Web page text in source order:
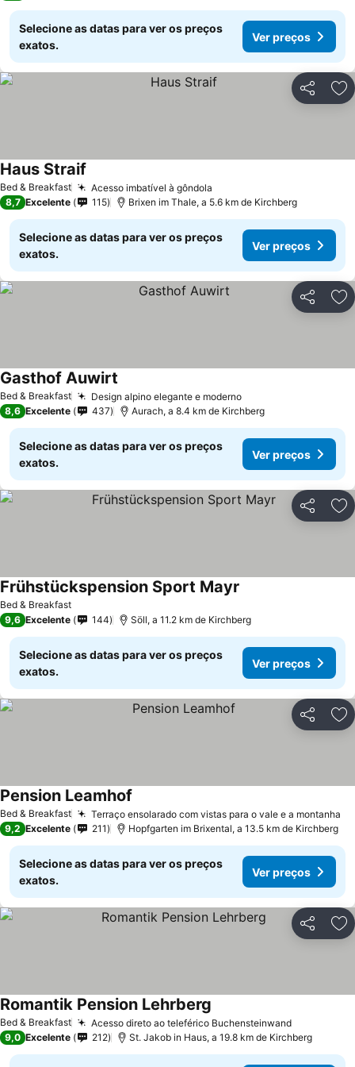
Selecione as datas para ver os preços
exatos.
Ver preços
Partilhar
Bed & Breakfast Acesso imbatível à gôndola
Haus Straif
8,7 Excelente 115 Brixen im Thale, a 5.6 km de Kirchberg
Selecione as datas para ver os preços
exatos.
Ver preços
Partilhar
Bed & Breakfast Design alpino elegante e moderno
Gasthof Auwirt
8,6 Excelente 437 Aurach, a 8.4 km de Kirchberg
Selecione as datas para ver os preços
exatos.
Ver preços
Partilhar
Bed & Breakfast
Frühstückspension Sport Mayr
9,6 Excelente 144 Söll, a 11.2 km de Kirchberg
Selecione as datas para ver os preços
exatos.
Ver preços
Partilhar
Bed & Breakfast Terraço ensolarado com vistas para o vale e a montanha
Pension Leamhof
9,2 Excelente 211 Hopfgarten im Brixental, a 13.5 km de Kirchberg
Selecione as datas para ver os preços
exatos.
Ver preços
Partilhar
Bed & Breakfast Acesso direto ao teleférico Buchensteinwand
Romantik Pension Lehrberg
9,0 Excelente 212 St. Jakob in Haus, a 19.8 km de Kirchberg